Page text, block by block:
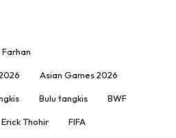
Asian Games 2026
Bulu tangkis BWF
Erick Thohir FIFA